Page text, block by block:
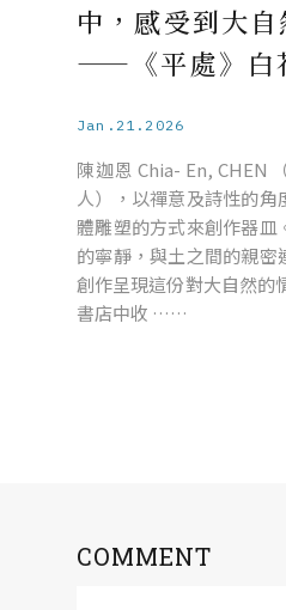
中，感受到大自
——《平處》白
Jan.21.2026
陳迦恩 Chia- En, CHEN
人），以禪意及詩性的
體雕塑的方式來創作器皿
的寧靜，與土之間的親
創作呈現這份對大自然的
書店中收 ……
COMMENT